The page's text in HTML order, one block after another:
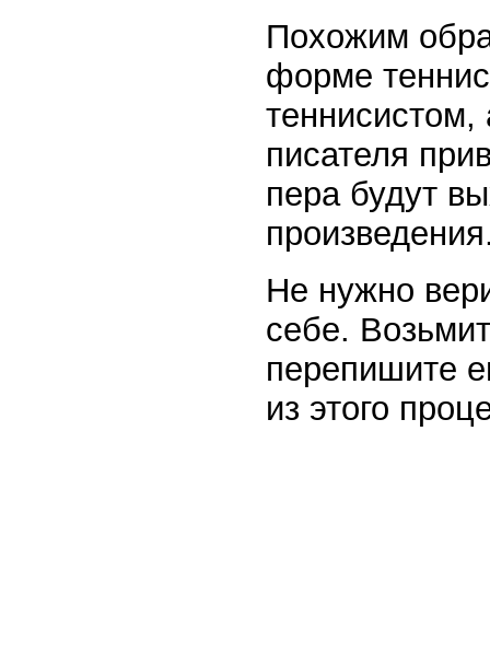
Похожим
форме
теннисистом,
писателя
пера будут
Не нужно
себе.
перепишите
из этого